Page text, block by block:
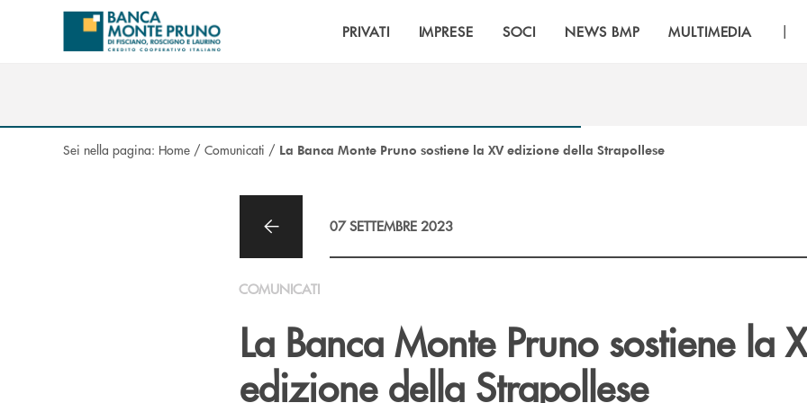
Salta al contenuto principale
PRIVATI IMPRESE SOCI NEWS BMP MULTIMEDIA |
Sei nella pagina: Home / Comunicati / La Banca Monte Pruno sostiene la XV edizione della Strapollese
07 SETTEMBRE 2023
COMUNICATI
La Banca Monte Pruno sostiene la
edizione della Strapollese